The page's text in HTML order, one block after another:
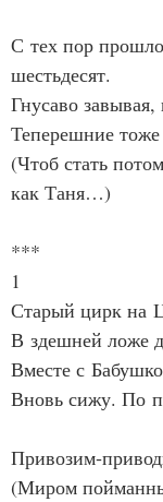
С тех пор
шестьдесят.
Гнусаво
Теперешние тоже
(Чтоб стать
как Таня…)
***
1
Старый цирк на
В здешней ложе
Вместе с
Вновь сижу. По
(Миром